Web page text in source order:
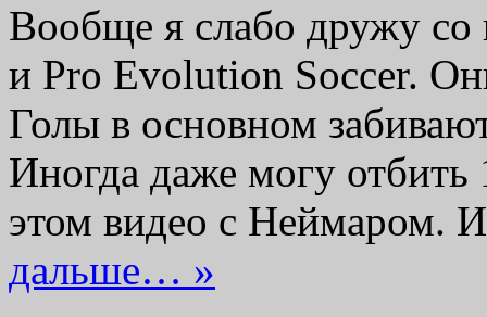
Вообще я слабо дружу
и Pro Evolution Soccer.
Голы в основном
Иногда даже могу отбить
этом видео с Неймаром.
дальше… »